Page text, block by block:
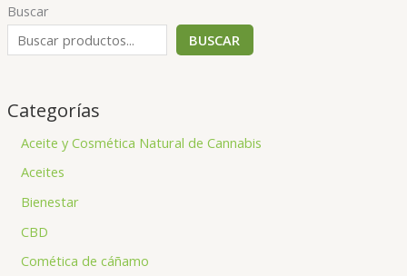
Buscar
BUSCAR
Categorías
Aceite y Cosmética Natural de Cannabis
Aceites
Bienestar
CBD
Comética de cáñamo